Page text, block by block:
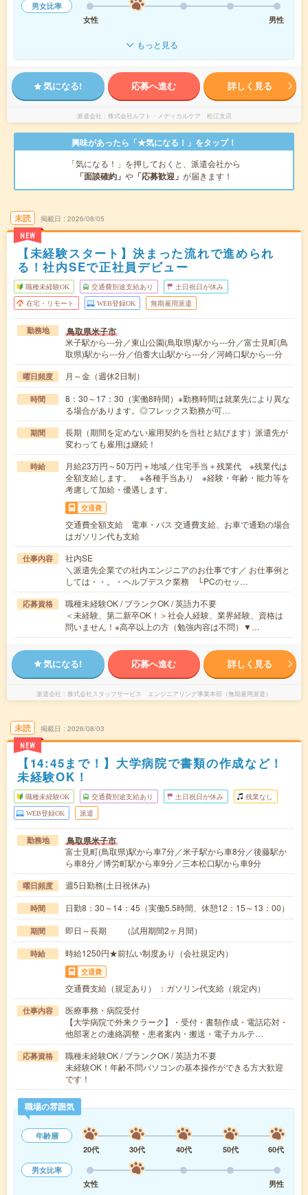
男女比率
女性
男性
もっと見る
気になる! 応募へ進む 詳しく見る
派遣会社 株式会社ルフト・メディカルケア 松江支店
興味があったら「★気になる！」をタップ！
「気になる！」を押しておくと、派遣会社から
「面談確約」 や 「応募歓迎」 が届きます！
未読
NEW
掲載日 2026/08/05
【未経験スタート】決まった流れで進められ
る！社内SEで正社員デビュー
職種未経験OK 交通費別途支給あり 土日祝日が休み
在宅・リモート WEB登録OK 無期雇用派遣
勤務地 鳥取県米子市
米子駅から---分／東山公園(鳥取県)駅から---分／富士見町(鳥
取県)駅から---分／伯耆大山駅から---分／河崎口駅から---分
曜日頻度 月～金（週休2日制）
時間
8：30～17：30（実働8時間）※勤務時間は就業先により異な
る場合があります。◎フレックス勤務が可…
期間
長期（期間を定めない雇用契約を当社と結びます）派遣先が
変わっても雇用は継続！
時給
月給23万円～50万円＋地域／住宅手当＋残業代 ※残業代は
全額支給します。 ※各種手当あり ※経験・年齢・能力等を
考慮して加給・優遇します。
交通費
交通費全額支給 電車・バス 交通費支給、お車で通勤の場合
はガソリン代も支給
仕事内容
社内SE
＼派遣先企業での社内エンジニアのお仕事です／ お仕事例と
しては・・。・ヘルプデスク業務 └PCのセッ…
応募資格
職種未経験OK / ブランクOK / 英語力不要
＜未経験、第二新卒OK！＞社会人経験、業界経験、資格は
問いません！※高卒以上の方（勉強内容は不問）▼…
気になる! 応募へ進む 詳しく見る
派遣会社 株式会社スタッフサービス エンジニアリング事業本部（無期雇用派遣）
未読
NEW
掲載日 2026/08/03
【14:45まで！】大学病院で書類の作成など！
未経験OK！
職種未経験OK 交通費別途支給あり 土日祝日が休み 残業なし
WEB登録OK 派遣
勤務地 鳥取県米子市
富士見町(鳥取県)駅から車7分／米子駅から車8分／後藤駅か
ら車8分／博労町駅から車9分／三本松口駅から車9分
曜日頻度 週5日勤務(土日祝休み)
時間 日勤8：30～14：45（実働5.5時間、休憩12：15～13：00）
期間 即日～長期 （試用期間2ヶ月間）
時給 時給1250円★前払い制度あり（会社規定内）
交通費
交通費支給（規定あり） ：ガソリン代支給（規定内）
仕事内容
医療事務・病院受付
【大学病院で外来クラーク】・受付・書類作成・電話応対・
他部署との連絡調整・患者案内・搬送・電子カルテ…
応募資格
職種未経験OK / ブランクOK / 英語力不要
未経験OK！年齢不問パソコンの基本操作ができる方大歓迎
です！
職場の雰囲気
年齢層
20代
30代 40代 50代
60代
男女比率
女性
男性